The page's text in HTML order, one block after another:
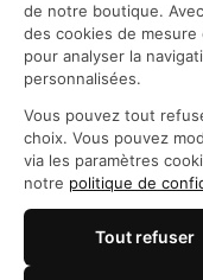
Politique de retour et
Coordonnées
Questions
©
de notre boutique.
des cookies de
pour analyser la
personnalisées.
Vous pouvez tout
choix. Vous pouvez
via les paramètres
notre politique de
Tout refuser